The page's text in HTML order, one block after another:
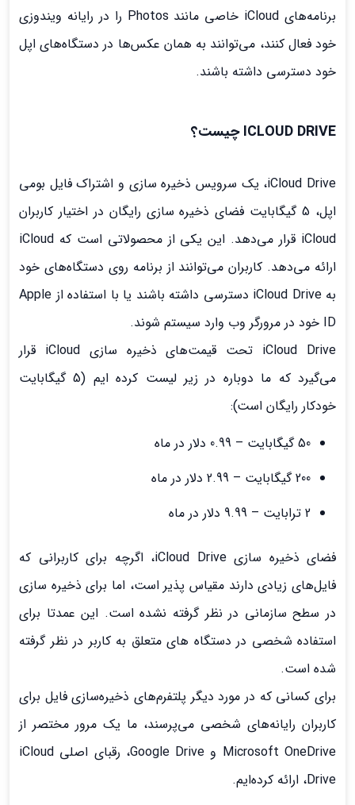
برنامه‌های iCloud خاصی مانند Photos را در رایانه ویندوزی
خود فعال کنند، می‌توانند به همان عکس‌ها در دستگاه‌های اپل
خود دسترسی داشته باشند.
ICLOUD DRIVE چیست؟
iCloud Drive، یک سرویس ذخیره سازی و اشتراک فایل بومی
اپل، 5 گیگابایت فضای ذخیره سازی رایگان در اختیار کاربران
iCloud قرار می‌دهد. این یکی از محصولاتی است که iCloud
ارائه می‌دهد. کاربران می‌توانند از برنامه روی دستگاه‌های خود
به iCloud Drive دسترسی داشته باشند یا با استفاده از Apple
ID خود در مرورگر وب وارد سیستم شوند.
iCloud Drive تحت قیمت‌های ذخیره سازی iCloud قرار
می‌گیرد که ما دوباره در زیر لیست کرده ایم (5 گیگابایت
خودکار رایگان است):
50 گیگابایت – 0.99 دلار در ماه
200 گیگابایت – 2.99 دلار در ماه
2 ترابایت – 9.99 دلار در ماه
فضای ذخیره سازی iCloud Drive، اگرچه برای کاربرانی که
فایل‌های زیادی دارند مقیاس پذیر است، اما برای ذخیره سازی
در سطح سازمانی در نظر گرفته نشده است. این عمدتا برای
استفاده شخصی در دستگاه های متعلق به کاربر در نظر گرفته
شده است.
برای کسانی که در مورد دیگر پلتفرم‌های ذخیره‌سازی فایل برای
کاربران رایانه‌های شخصی می‌پرسند، ما یک مرور مختصر از
Microsoft OneDrive و Google Drive، رقبای اصلی iCloud
Drive، ارائه کرده‌ایم.